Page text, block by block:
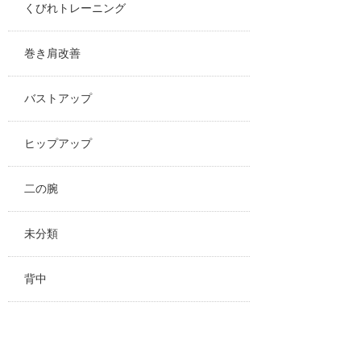
くびれトレーニング
巻き肩改善
バストアップ
ヒップアップ
二の腕
未分類
背中